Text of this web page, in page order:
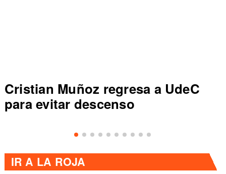
Cristian Muñoz regresa a UdeC
para evitar descenso
IR A LA ROJA